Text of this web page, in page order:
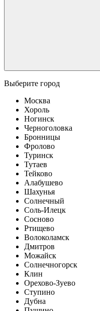
Выберите город
Москва
Хороль
Ногинск
Черноголовка
Бронницы
Фролово
Туринск
Тутаев
Тейково
Алабушево
Шахунья
Солнечный
Соль-Илецк
Сосново
Ртищево
Волоколамск
Дмитров
Можайск
Солнечногорск
Клин
Орехово-Зуево
Ступино
Дубна